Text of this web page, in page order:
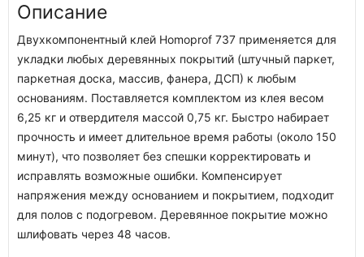
Описание
Двухкомпонентный клей Homoprof 737 применяется для
укладки любых деревянных покрытий (штучный паркет,
паркетная доска, массив, фанера, ДСП) к любым
основаниям. Поставляется комплектом из клея весом
6,25 кг и отвердителя массой 0,75 кг. Быстро набирает
прочность и имеет длительное время работы (около 150
минут), что позволяет без спешки корректировать и
исправлять возможные ошибки. Компенсирует
напряжения между основанием и покрытием, подходит
для полов с подогревом. Деревянное покрытие можно
шлифовать через 48 часов.